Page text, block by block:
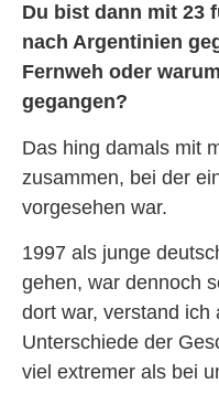
Du bist dann mit 23
nach Argentinien
Fernweh oder
gegangen?
Das hing damals mit
zusammen, bei der
vorgesehen war.
1997 als junge
gehen, war dennoch
dort war, verstand ich
Unterschiede der
viel extremer als bei